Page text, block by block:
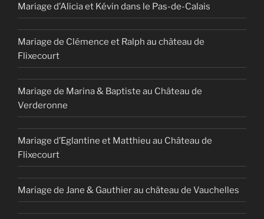
Mariage d’Alicia et Kévin dans le Pas-de-Calais
Mariage de Clémence et Ralph au château de
Flixecourt
Mariage de Marina & Baptiste au Château de
Verderonne
Mariage d’Eglantine et Matthieu au Château de
Flixecourt
Mariage de Jane & Gauthier au château de Vauchelles